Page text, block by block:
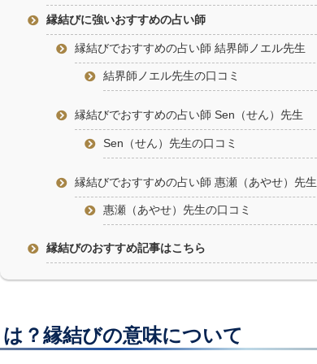
縁結びに強いおすすめの占い師
縁結びでおすすめの占い師 結界師ノエル先生
結界師ノエル先生の口コミ
縁結びでおすすめの占い師 Sen（せん）先生
Sen（せん）先生の口コミ
縁結びでおすすめの占い師 惠瀬（あやせ）先生
惠瀬（あやせ）先生の口コミ
縁結びのおすすめ記事はこちら
？縁結びの意味について